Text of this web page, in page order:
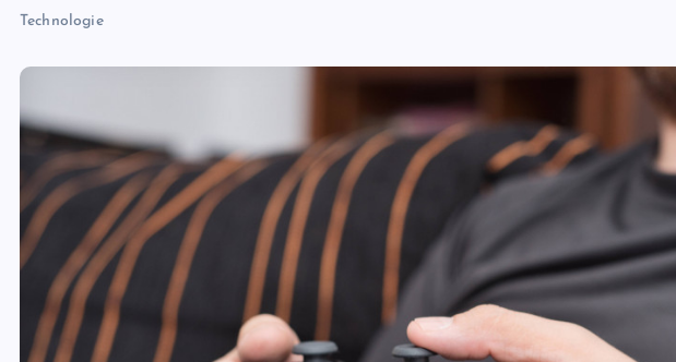
Technologie